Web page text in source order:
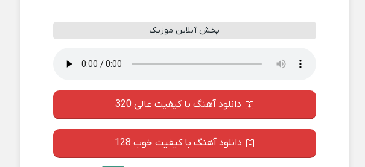
پخش آنلاین موزیک
دانلود آهنگ با کیفیت عالی 320
دانلود آهنگ با کیفیت خوب 128